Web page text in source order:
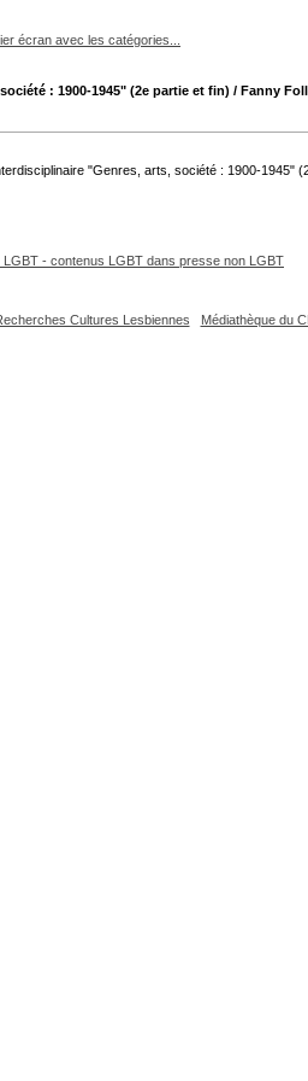
écran avec les catégories...
: 1900-1945" (2e partie et fin) / Fanny
"Genres, arts, société : 1900-1945"
- contenus LGBT dans presse non LGBT
Cultures Lesbiennes Médiathèque du